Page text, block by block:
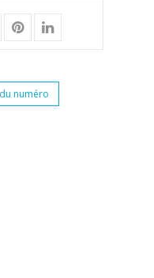
numéro